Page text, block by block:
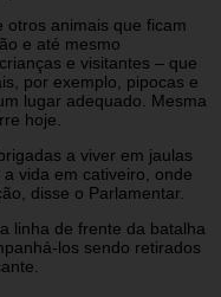
otros animais que ficam
e até mesmo
e visitantes – que
por exemplo, pipocas e
lugar adequado. Mesma
hoje.
a viver em jaulas
vida em cativeiro, onde
disse o Parlamentar.
linha de frente da batalha
los sendo retirados